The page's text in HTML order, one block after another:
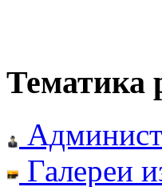
Тематика
Галереи